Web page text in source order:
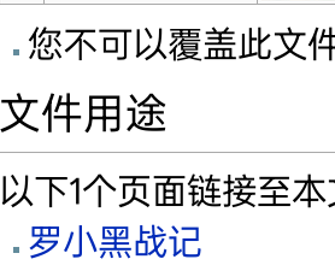
您不可以覆盖此文
文件用途
以下1个页面链接至
罗小黑战记